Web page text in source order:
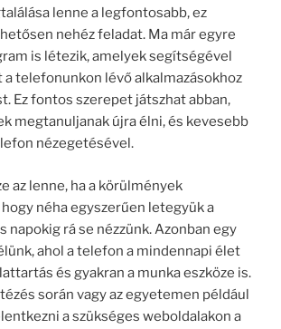
lenne a legfontosabb, ez
nehéz feladat. Ma már egyre
is létezik, amelyek segítségével
telefonunkon lévő alkalmazásokhoz
Ez fontos szerepet játszhat abban,
megtanuljanak újra élni, és kevesebb
nézegetésével.
az lenne, ha a körülmények
néha egyszerűen letegyük a
napokig rá se nézzünk. Azonban egy
ahol a telefon a mindennapi élet
és gyakran a munka eszköze is.
során vagy az egyetemen például
a szükséges weboldalakon a